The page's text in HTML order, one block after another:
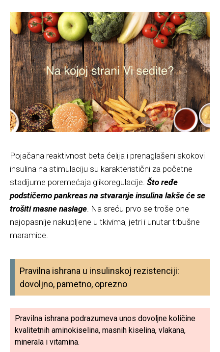
Pojačana reaktivnost beta ćelija i prenaglašeni skokovi
insulina na stimulaciju su karakteristični za početne
stadijume poremećaja glikoregulacije. Što ređe
podstičemo pankreas na stvaranje insulina lakše će se
trošiti masne naslage . Na sreću prvo se troše one
najopasnije nakupljene u tkivima, jetri i unutar trbušne
maramice.
Pravilna ishrana u insulinskoj rezistenciji:
dovoljno, pametno, oprezno
Pravilna ishrana podrazumeva unos dovoljne količine
kvalitetnih aminokiselina, masnih kiselina, vlakana,
minerala i vitamina.